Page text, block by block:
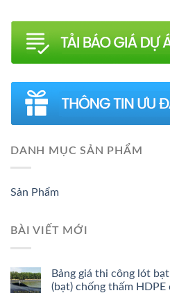
DANH MỤC SẢN PHẨM
Sản Phẩm
BÀI VIẾT MỚI
Bảng giá thi công lót
(bạt) chống thấm